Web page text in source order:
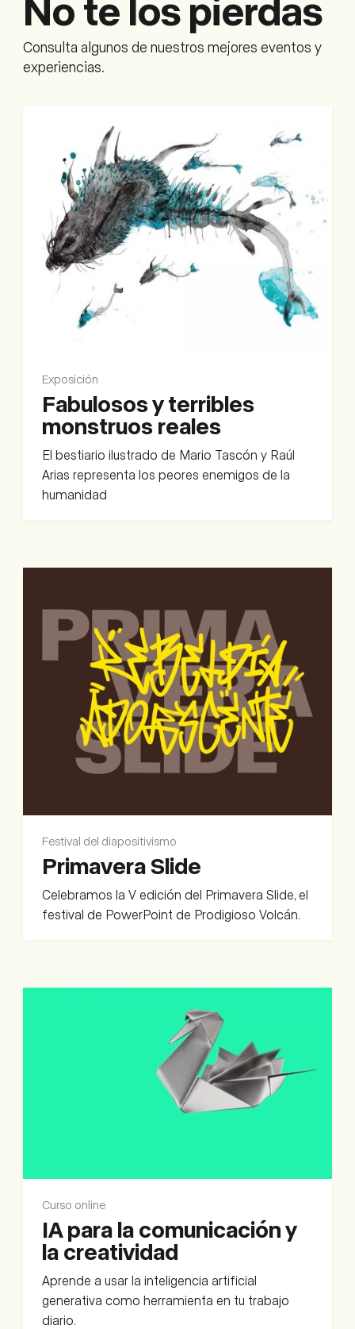
Consulta algunos de nuestros mejores eventos y
experiencias.
Exposición
Fabulosos y terribles
monstruos reales
El bestiario ilustrado de Mario Tascón y Raúl
Arias representa los peores enemigos de la
humanidad
Festival del diapositivismo
Primavera Slide
Celebramos la V edición del Primavera Slide, el
festival de PowerPoint de Prodigioso Volcán.
Curso online
IA para la comunicación y
la creatividad
Aprende a usar la inteligencia artificial
generativa como herramienta en tu trabajo
diario.